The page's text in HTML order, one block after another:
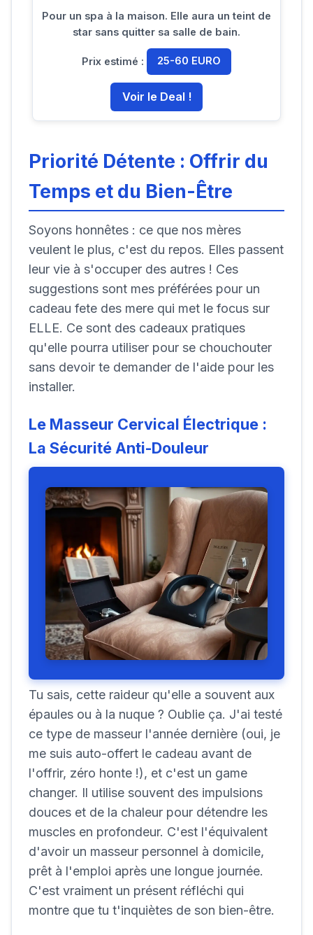
Pour un spa à la maison. Elle aura un teint de
star sans quitter sa salle de bain.
Prix estimé : 25-60 EURO
Voir le Deal !
Priorité Détente : Offrir du
Temps et du Bien-Être
Soyons honnêtes : ce que nos mères
veulent le plus, c'est du repos. Elles passent
leur vie à s'occuper des autres ! Ces
suggestions sont mes préférées pour un
cadeau fete des mere qui met le focus sur
ELLE. Ce sont des cadeaux pratiques
qu'elle pourra utiliser pour se chouchouter
sans devoir te demander de l'aide pour les
installer.
Le Masseur Cervical Électrique :
La Sécurité Anti-Douleur
Tu sais, cette raideur qu'elle a souvent aux
épaules ou à la nuque ? Oublie ça. J'ai testé
ce type de masseur l'année dernière (oui, je
me suis auto-offert le cadeau avant de
l'offrir, zéro honte !), et c'est un game
changer. Il utilise souvent des impulsions
douces et de la chaleur pour détendre les
muscles en profondeur. C'est l'équivalent
d'avoir un masseur personnel à domicile,
prêt à l'emploi après une longue journée.
C'est vraiment un présent réfléchi qui
montre que tu t'inquiètes de son bien-être.